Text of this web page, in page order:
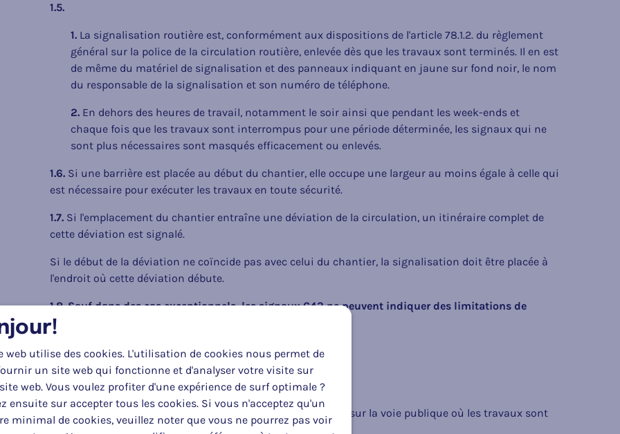
1.5.
1. La signalisation routière est, conformément aux dispositions de l'article 78.1.2. du règlement
général sur la police de la circulation routière, enlevée dès que les travaux sont terminés. Il en est
de même du matériel de signalisation et des panneaux indiquant en jaune sur fond noir, le nom
du responsable de la signalisation et son numéro de téléphone.
2. En dehors des heures de travail, notamment le soir ainsi que pendant les week-ends et
chaque fois que les travaux sont interrompus pour une période déterminée, les signaux qui ne
sont plus nécessaires sont masqués efficacement ou enlevés.
1.6. Si une barrière est placée au début du chantier, elle occupe une largeur au moins égale à celle qui
est nécessaire pour exécuter les travaux en toute sécurité.
1.7. Si l'emplacement du chantier entraîne une déviation de la circulation, un itinéraire complet de
cette déviation est signalé.
Si le début de la déviation ne coïncide pas avec celui du chantier, la signalisation doit être placée à
l'endroit où cette déviation débute.
1.8. Sauf dans des cas exceptionnels, les signaux C43 ne peuvent indiquer des limitations de
vitesse autres que celles prévues par le présent arrêté.
C43
1.9.
En principe, la signalisation à distance n'est placée que sur la voie publique où les travaux sont
web utilise des cookies. L'utilisation de cookies nous permet de
un site web qui fonctionne et d'analyser votre visite sur
web. Vous voulez profiter d'une expérience de surf optimale ?
ensuite sur accepter tous les cookies. Si vous n'acceptez qu'un
minimal de cookies, veuillez noter que vous ne pourrez pas voir